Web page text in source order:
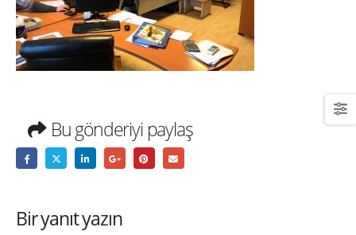
Bu gönderiyi paylaş
Bir yanıt yazın